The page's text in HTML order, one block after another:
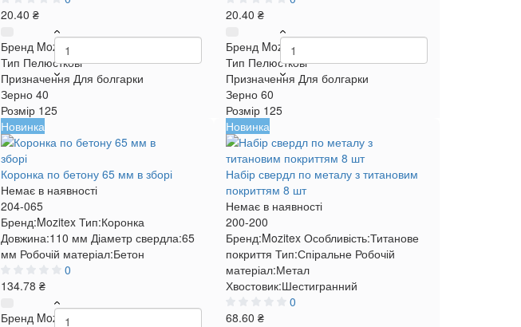
20.40 ₴
Бренд Mozitex
Тип Пелюсткові
Призначення Для болгарки
Зерно 40
Розмір 125
20.40 ₴
Бренд Mozitex
Тип Пелюсткові
Призначення Для болгарки
Зерно 60
Розмір 125
Новинка
Коронка по бетону 65 мм в зборі
Немає в наявності
204-065
Бренд:Mozitex Тип:Коронка
Довжина:110 мм Діаметр свердла:65
мм Робочій матеріал:Бетон
0
134.78 ₴
Бренд Mozitex
Новинка
Набір свердл по металу з титановим
покриттям 8 шт
Немає в наявності
200-200
Бренд:Mozitex Особливість:Титанове
покриття Тип:Спіральне Робочій
матеріал:Метал
Хвостовик:Шестигранний
0
68.60 ₴